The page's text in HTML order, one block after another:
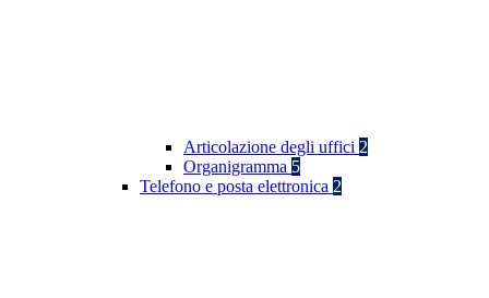
Articolazione degli uffici 2
Organigramma 5
Telefono e posta elettronica 2